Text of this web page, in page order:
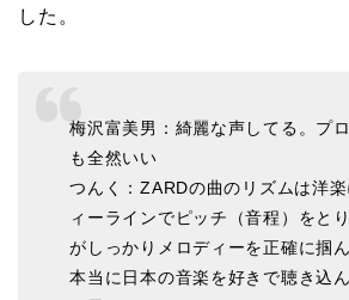
した。
梅沢富美男：綺麗な声してる。プ
も全然いい
つんく：ZARDの曲のリズムは洋
ィーラインでピッチ（音程）をと
がしっかりメロディーを正確に掴
本当に日本の音楽を好きで聴き込